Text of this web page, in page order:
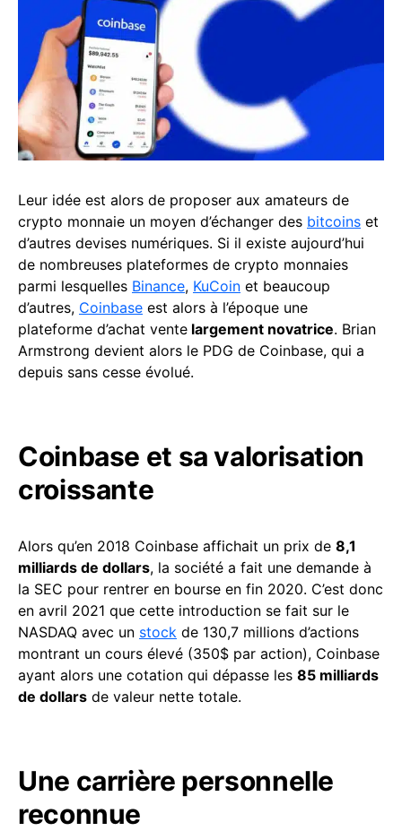
Leur idée est alors de proposer aux amateurs de
crypto monnaie un moyen d’échanger des bitcoins et
d’autres devises numériques. Si il existe aujourd’hui
de nombreuses plateformes de crypto monnaies
parmi lesquelles Binance, KuCoin et beaucoup
d’autres, Coinbase est alors à l’époque une
plateforme d’achat vente largement novatrice. Brian
Armstrong devient alors le PDG de Coinbase, qui a
depuis sans cesse évolué.
Coinbase et sa valorisation
croissante
Alors qu’en 2018 Coinbase affichait un prix de 8,1
milliards de dollars, la société a fait une demande à
la SEC pour rentrer en bourse en fin 2020. C’est donc
en avril 2021 que cette introduction se fait sur le
NASDAQ avec un stock de 130,7 millions d’actions
montrant un cours élevé (350$ par action), Coinbase
ayant alors une cotation qui dépasse les 85 milliards
de dollars de valeur nette totale.
Une carrière personnelle
reconnue